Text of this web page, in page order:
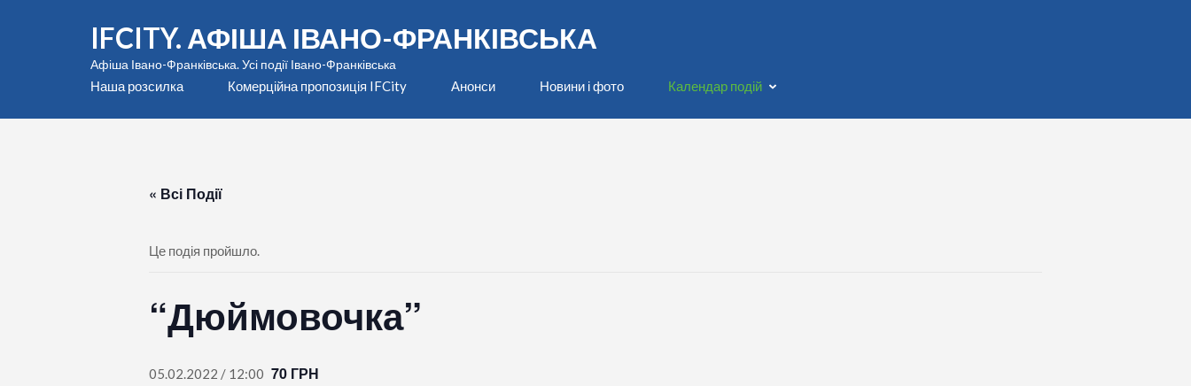
IFCITY. АФІША ІВАНО-ФРАНКІВСЬКА
Афіша Івано-Франківська. Усі події Івано-Франківська
Наша розсилка Комерційна пропозиція IFCity Анонси Новини і фото Календар подій
« Всі Події
Це подія пройшло.
“Дюймовочка”
05.02.2022 / 12:00 70 ГРН